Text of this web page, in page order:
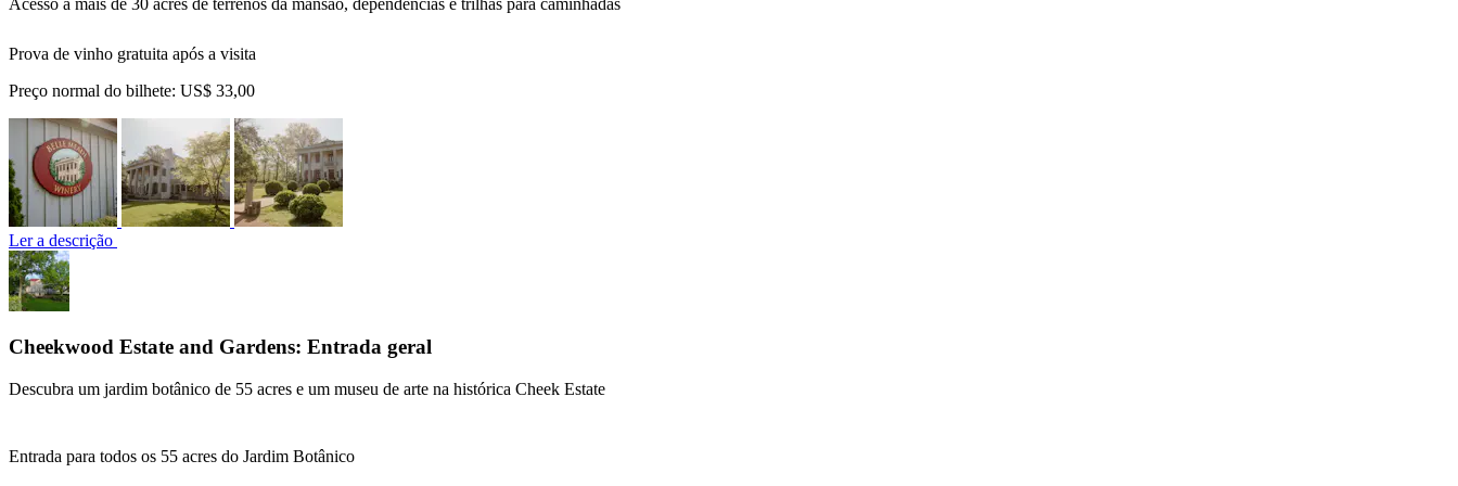
Prova de vinho gratuita após a visita
Preço normal do bilhete: US$ 33,00
Ler a descrição
Cheekwood Estate and Gardens: Entrada geral
Descubra um jardim botânico de 55 acres e um museu de arte na histórica Cheek Estate
Entrada para todos os 55 acres do Jardim Botânico